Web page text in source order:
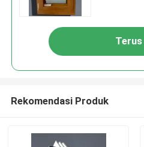
Terus
Rekomendasi Produk